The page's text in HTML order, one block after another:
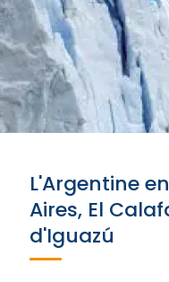
L'Argentine
Aires, El
d'Iguazú